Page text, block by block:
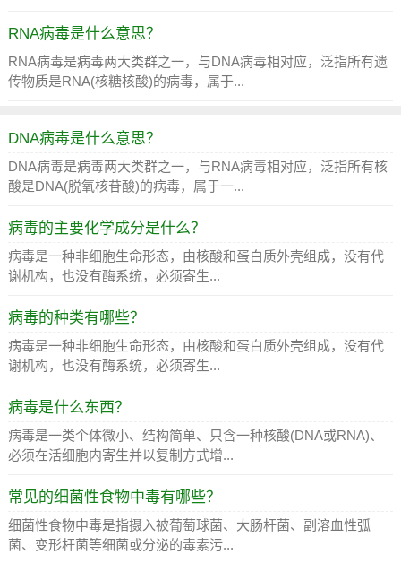
RNA病毒是什么意思？
RNA病毒是病毒两大类群之一，与DNA病毒相对应，泛指所有遗
传物质是RNA(核糖核酸)的病毒，属于...
DNA病毒是什么意思？
DNA病毒是病毒两大类群之一，与RNA病毒相对应，泛指所有核
酸是DNA(脱氧核苷酸)的病毒，属于一...
病毒的主要化学成分是什么？
病毒是一种非细胞生命形态，由核酸和蛋白质外壳组成，没有代
谢机构，也没有酶系统，必须寄生...
病毒的种类有哪些？
病毒是一种非细胞生命形态，由核酸和蛋白质外壳组成，没有代
谢机构，也没有酶系统，必须寄生...
病毒是什么东西？
病毒是一类个体微小、结构简单、只含一种核酸(DNA或RNA)、
必须在活细胞内寄生并以复制方式增...
常见的细菌性食物中毒有哪些？
细菌性食物中毒是指摄入被葡萄球菌、大肠杆菌、副溶血性弧
菌、变形杆菌等细菌或分泌的毒素污...